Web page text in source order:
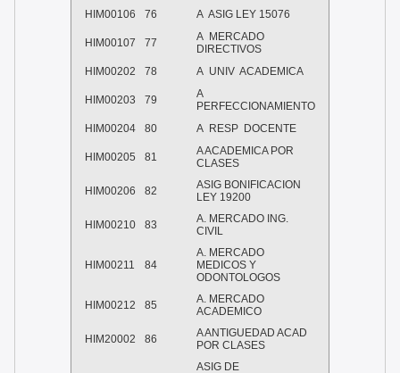
HIM00106
76 A ASIG LEY 15076
HIM00107 77
A MERCADO
DIRECTIVOS
HIM00202
78 A UNIV ACADEMICA
HIM00203 79
A
PERFECCIONAMIENTO
HIM00204
80 A RESP DOCENTE
HIM00205 81
A ACADEMICA POR
CLASES
HIM00206 82
ASIG BONIFICACION
LEY 19200
HIM00210 83
A. MERCADO ING.
CIVIL
HIM00211 84
A. MERCADO
MEDICOS Y
ODONTOLOGOS
HIM00212 85
A. MERCADO
ACADEMICO
HIM20002 86
A ANTIGUEDAD ACAD
POR CLASES
ASIG DE